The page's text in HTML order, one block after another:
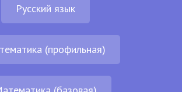
Русский язык
(профильная)